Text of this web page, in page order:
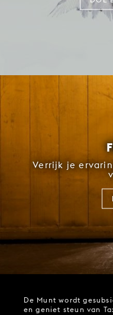
Verrijk je
De Munt wordt
en geniet steun van